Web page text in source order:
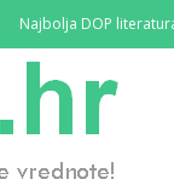
Najbolja DOP